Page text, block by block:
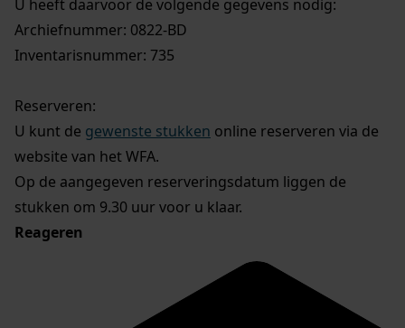
U heeft daarvoor de volgende gegevens nodig:
Archiefnummer: 0822-BD
Inventarisnummer: 735
Reserveren:
U kunt de gewenste stukken online reserveren via de
website van het WFA.
Op de aangegeven reserveringsdatum liggen de
stukken om 9.30 uur voor u klaar.
Reageren